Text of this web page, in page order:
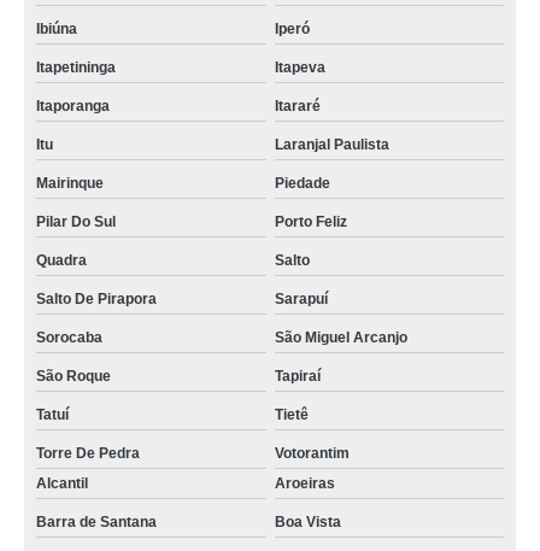
Ibiúna Iperó
Itapetininga Itapeva
Itaporanga Itararé
Itu Laranjal Paulista
Mairinque Piedade
Pilar Do Sul Porto Feliz
Quadra Salto
Salto De Pirapora Sarapuí
Sorocaba São Miguel Arcanjo
São Roque Tapiraí
Tatuí Tietê
Torre De Pedra
Votorantim
Alcantil
Aroeiras
Barra de Santana Boa Vista